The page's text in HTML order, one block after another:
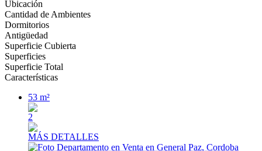
Ubicación
Cantidad de Ambientes
Dormitorios
Antigüedad
Superficie Cubierta
Superficies
Superficie Total
Características
53 m²
2
MÁS DETALLES